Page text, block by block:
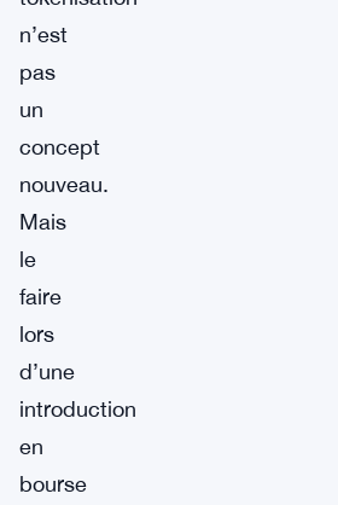
n’est
pas
un
concept
nouveau.
Mais
le
faire
lors
d’une
introduction
en
bourse